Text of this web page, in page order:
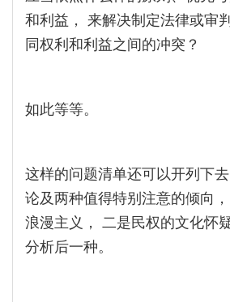
和利益， 来解决制定法律或审
同权利和利益之间的冲突？
如此等等。
这样的问题清单还可以开列下
论及两种值得特别注意的倾向
浪漫主义， 二是民权的文化怀
分析后一种。